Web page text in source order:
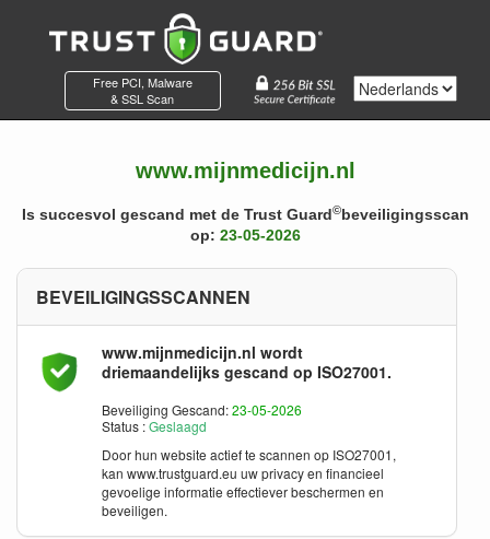
Free PCI, Malware
& SSL Scan
www.mijnmedicijn.nl
Is succesvol gescand met de Trust Guard©beveiligingsscan
op: 23-05-2026
BEVEILIGINGSSCANNEN
www.mijnmedicijn.nl wordt
driemaandelijks gescand op ISO27001.
Beveiliging Gescand:23-05-2026
Status :Geslaagd
Door hun website actief te scannen op ISO27001,
kan www.trustguard.eu uw privacy en financieel
gevoelige informatie effectiever beschermen en
beveiligen.